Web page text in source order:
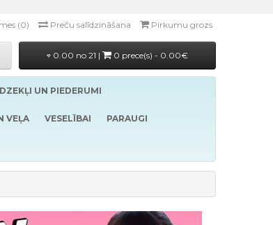
(0) Preču salīdzināšana Pirkumu grozs
0.00 no 21 | 0 prece(s) - 0.00€
UN PIEDERUMI
VEĻA VESELĪBAI PARAUGI